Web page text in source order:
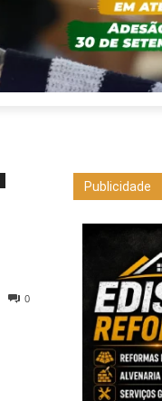
0
Publicidade